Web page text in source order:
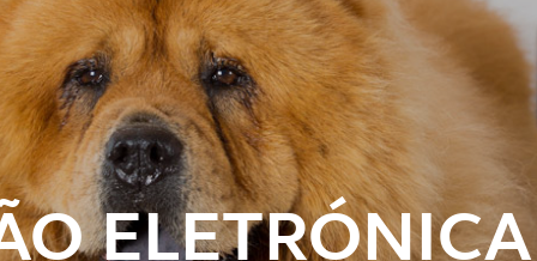
Notícias do clube
Golfe
Revista ACP Edição
impressa